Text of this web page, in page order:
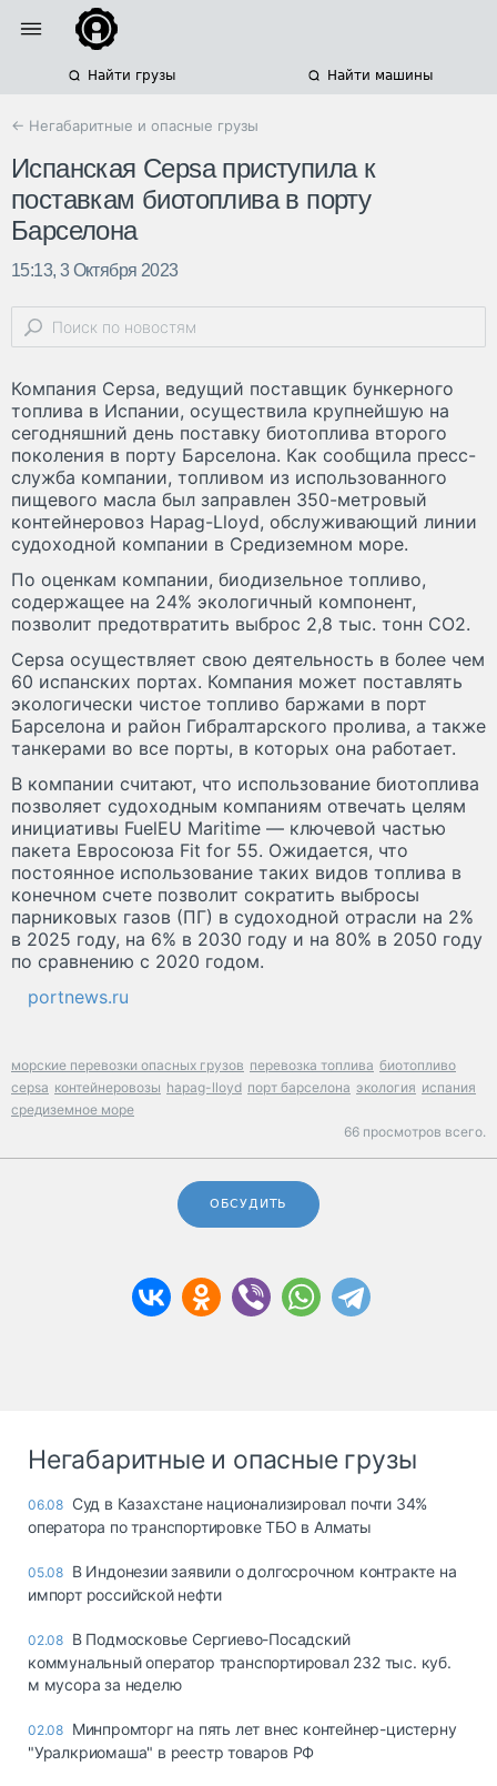
Найти грузы Найти машины
← Негабаритные и опасные грузы
Испанская Cepsa приступила к
поставкам биотоплива в порту
Барселона
15:13, 3 Октября 2023
Компания Cepsa, ведущий поставщик бункерного
топлива в Испании, осуществила крупнейшую на
сегодняшний день поставку биотоплива второго
поколения в порту Барселона. Как сообщила пресс-
служба компании, топливом из использованного
пищевого масла был заправлен 350-метровый
контейнеровоз Hapag-Lloyd, обслуживающий линии
судоходной компании в Средиземном море.
По оценкам компании, биодизельное топливо,
содержащее на 24% экологичный компонент,
позволит предотвратить выброс 2,8 тыс. тонн CO2.
Cepsa осуществляет свою деятельность в более чем
60 испанских портах. Компания может поставлять
экологически чистое топливо баржами в порт
Барселона и район Гибралтарского пролива, а также
танкерами во все порты, в которых она работает.
В компании считают, что использование биотоплива
позволяет судоходным компаниям отвечать целям
инициативы FuelEU Maritime — ключевой частью
пакета Евросоюза Fit for 55. Ожидается, что
постоянное использование таких видов топлива в
конечном счете позволит сократить выбросы
парниковых газов (ПГ) в судоходной отрасли на 2%
в 2025 году, на 6% в 2030 году и на 80% в 2050 году
по сравнению с 2020 годом.
portnews.ru
морские перевозки опасных грузов перевозка топлива биотопливо
cepsa контейнеровозы hapag-lloyd порт барселона экология испания
средиземное море
66 просмотров всего.
ОБСУДИТЬ
Негабаритные и опасные грузы
06.08 Суд в Казахстане национализировал почти 34%
оператора по транспортировке ТБО в Алматы
05.08 В Индонезии заявили о долгосрочном контракте на
импорт российской нефти
02.08 В Подмосковье Сергиево-Посадский
коммунальный оператор транспортировал 232 тыс. куб.
м мусора за неделю
02.08 Минпромторг на пять лет внес контейнер-цистерну
"Уралкриомаша" в реестр товаров РФ